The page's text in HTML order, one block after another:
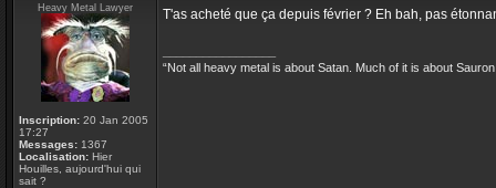
Heavy Metal Lawyer
Inscription: 20 Jan 2005
17:27
Messages: 1367
Localisation: Hier
Houilles, aujourd'hui qui
sait ?
T'as acheté que ça depuis février ? Eh bah, pas
“Not all heavy metal is about Satan. Much of it is about